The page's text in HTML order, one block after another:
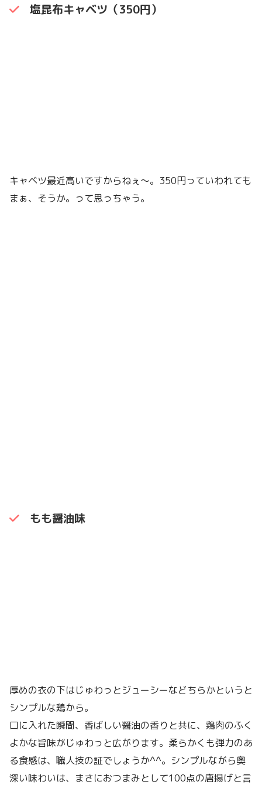
塩昆布キャベツ（350円）
キャベツ最近高いですからねぇ〜。350円っていわれても
まぁ、そうか。って思っちゃう。
もも醤油味
厚めの衣の下はじゅわっとジューシーなどちらかというと
シンプルな鶏から。
口に入れた瞬間、香ばしい醤油の香りと共に、鶏肉のふく
よかな旨味がじゅわっと広がります。柔らかくも弾力のあ
る食感は、職人技の証でしょうか^^。シンプルながら奥
深い味わいは、まさにおつまみとして100点の唐揚げと言